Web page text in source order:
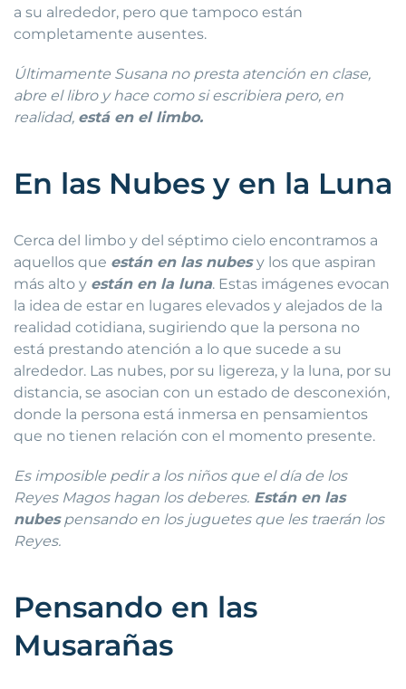
a su alrededor, pero que tampoco están
completamente ausentes.
Últimamente Susana no presta atención en clase,
abre el libro y hace como si escribiera pero, en
realidad, está en el limbo.
En las Nubes y en la Luna
Cerca del limbo y del séptimo cielo encontramos a
aquellos que están en las nubesy los que aspiran
más alto y están en la luna. Estas imágenes evocan
la idea de estar en lugares elevados y alejados de la
realidad cotidiana, sugiriendo que la persona no
está prestando atención a lo que sucede a su
alrededor. Las nubes, por su ligereza, y la luna, por su
distancia, se asocian con un estado de desconexión,
donde la persona está inmersa en pensamientos
que no tienen relación con el momento presente.
Es imposible pedir a los niños que el día de los
Reyes Magos hagan los deberes. Están en las
nubespensando en los juguetes que les traerán los
Reyes.
Pensando en las
Musarañas